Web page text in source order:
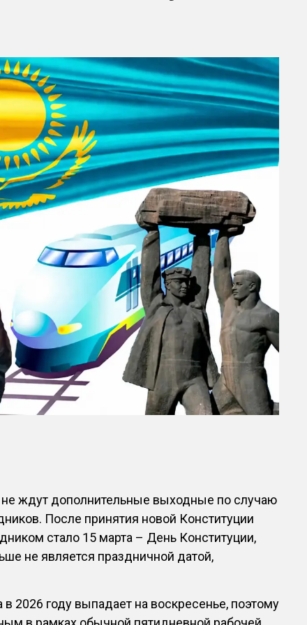
не ждут дополнительные выходные по случаю
После принятия новой Конституции
стало 15 марта – День Конституции,
не является праздничной датой,
в 2026 году выпадает на воскресенье, поэтому